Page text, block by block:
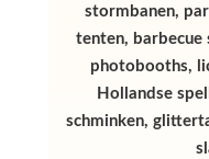
stormbanen,
tenten, barbecue
photobooths,
Hollandse
schminken,